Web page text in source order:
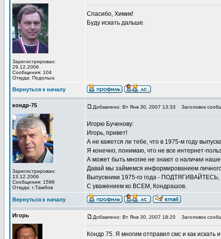
Зарегистрирован:
29.12.2006
Сообщения: 104
Откуда: Подольск
Спасибо, Химик!
Буду искать дальше.
Вернуться к началу
кондр-75
Зарегистрирован:
13.12.2006
Сообщения: 1596
Откуда: г.Тамбов
Добавлено: Вт Янв 30, 2007 13:33 Заголовок
Игорю Бученову:
Игорь, привет!
А не кажется ли тебе, что в 1975-м году
Я конечно, понимаю, что не все интернет-
А может быть многие не знают о наличии
Давай мы займемся информированием
Выпускники 1975-го года -
С уважением ко ВСЕМ, Кондрашов.
Вернуться к началу
Игорь Добавлено: Вт Янв 30, 2007 18:20 Заголовок
Кондр 75. Я многим отправил смс и как искать